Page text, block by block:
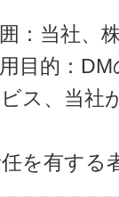
：当社、
目的：
ス、当社
を有する